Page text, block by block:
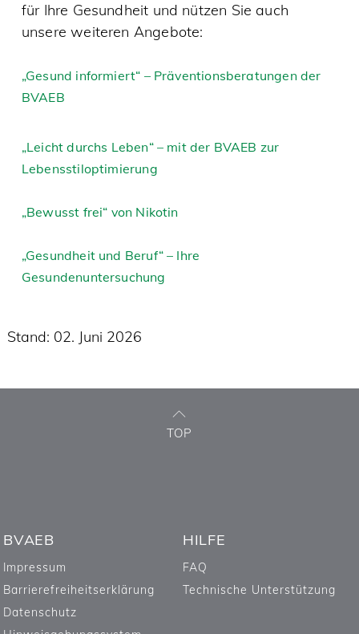
für Ihre Gesundheit und nützen Sie auch
unsere weiteren Angebote:
„Gesund informiert“ – Präventionsberatungen der
BVAEB
„Leicht durchs Leben“ – mit der BVAEB zur
Lebensstiloptimierung
„Bewusst frei“ von Nikotin
„Gesundheit und Beruf“ – Ihre
Gesundenuntersuchung
Stand: 02. Juni 2026
TOP
BVAEB
Impressum
Barrierefreiheitserklärung
Datenschutz
HILFE
FAQ
Technische Unterstützung